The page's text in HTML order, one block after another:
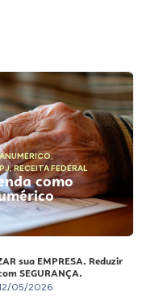
,
,RECEITA FEDERAL
como
sua EMPRESA. Reduzir
SEGURANÇA.
05/2026